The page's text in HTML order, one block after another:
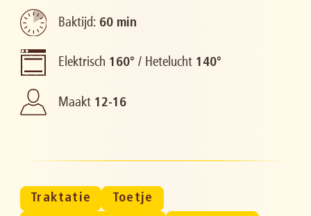
Baktijd: 60 min
Elektrisch 160° / Hetelucht 140°
Maakt 12-16
Traktatie
Toetje